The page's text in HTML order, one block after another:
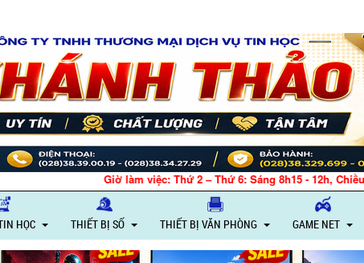
Giờ làm việc: Thứ 2 – Thứ 6: Sáng 8h15 - 12h, Chiều 13h30 - 18h –
HỌC THIẾT BỊ SỐ THIẾT BỊ VĂN PHÒNG GAME NET